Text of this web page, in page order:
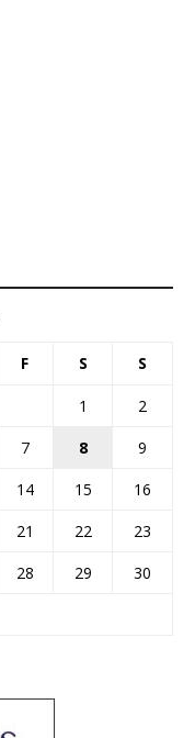
F S S
1
2
7 8
9
14 15
16
21 22
23
28 29
30